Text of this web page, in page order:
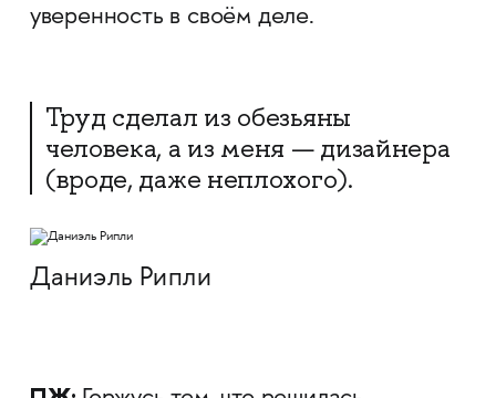
уверенность в своём деле.
Труд сделал из обезьяны
человека, а из меня — дизайнера
(вроде, даже неплохого).
Даниэль Рипли